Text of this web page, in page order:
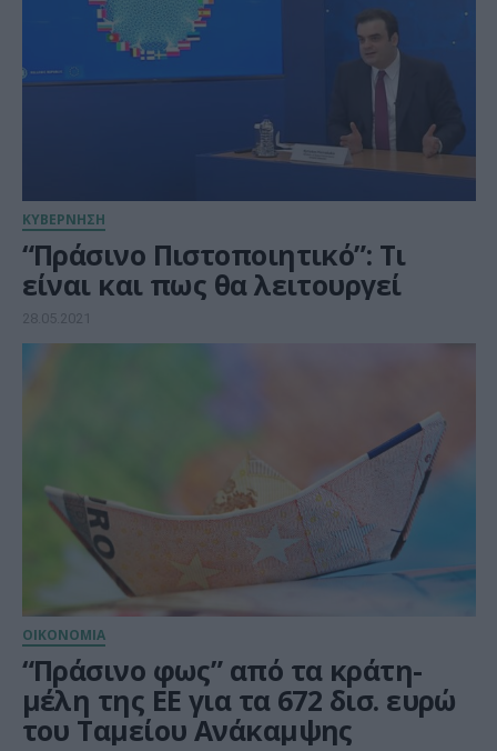
ΚΥΒΕΡΝΗΣΗ
“Πράσινο Πιστοποιητικό”: Τι
είναι και πως θα λειτουργεί
28.05.2021
ΟΙΚΟΝΟΜΙΑ
“Πράσινο φως” από τα κράτη-
μέλη της ΕΕ για τα 672 δισ. ευρώ
του Ταμείου Ανάκαμψης